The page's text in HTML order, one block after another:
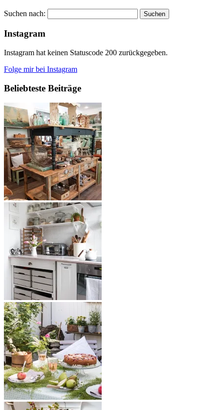
Suchen nach:
Instagram
Instagram hat keinen Statuscode 200 zurückgegeben.
Folge mir bei Instagram
Beliebteste Beiträge